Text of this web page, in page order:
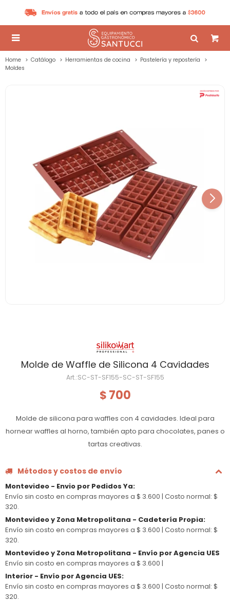

Home Catálogo Herramientas de cocina
Pastelería y repostería
Moldes
Molde de Waffle de Silicona 4 Cavidades
SC-ST-SF155-SC-ST-SF155
$ 700
Molde de silicona para waffles con 4 cavidades. Ideal para
hornear waffles al horno, también apto para chocolates, panes o
tartas creativas.
Métodos y costos de envío
Montevideo - Envio por Pedidos Ya:
Envío sin costo en compras mayores a $ 3.600 | Costo normal: $
320.
Montevideo y Zona Metropolitana - Cadetería Propia:
Envío sin costo en compras mayores a $ 3.600 | Costo normal: $
320.
Montevideo y Zona Metropolitana - Envío por Agencia UES
Envío sin costo en compras mayores a $ 3.600 |
Interior - Envío por Agencia UES:
Envío sin costo en compras mayores a $ 3.600 | Costo normal: $
320.